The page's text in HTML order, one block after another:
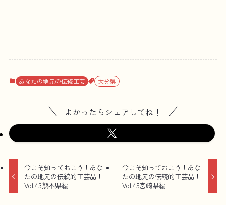
あなたの地元の伝統工芸 大分県
よかったらシェアしてね！
今こそ知っておこう！あな
たの地元の伝統的工芸品！
Vol.43熊本県編
今こそ知っておこう！あな
たの地元の伝統的工芸品！
Vol.45宮崎県編